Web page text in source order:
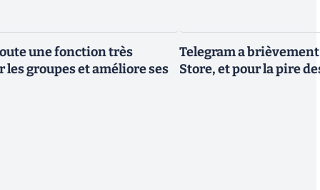
une fonction très
les groupes et améliore ses
Telegram a
Store, et pour la pire